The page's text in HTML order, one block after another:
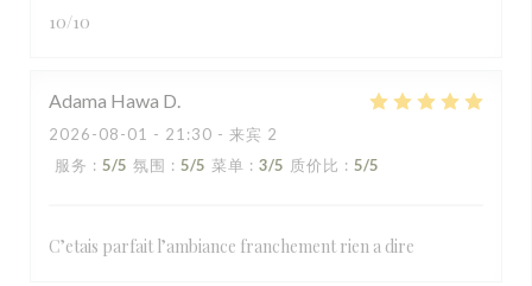
10/10
Adama Hawa D
2026-08-01 - 21:30 - 来宾 2
服务 : 5/5 氛围 : 5/5 菜单 : 3/5 质价比 : 5/5
C’etais parfait l’ambiance franchement rien a dire